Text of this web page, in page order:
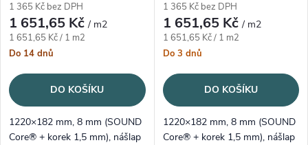
1 365 Kč bez DPH
1 651,65 Kč/ m2
Měrná cena:
1 651,65 Kč / 1 m2
Do 14 dnů
DO KOŠÍKU
1220×182 mm, 8 mm (SOUND
Core® + korek 1,5 mm), nášlap
1 365 Kč bez DPH
1 651,65 Kč/ m2
Měrná cena:
1 651,65 Kč / 1 m2
Do 3 dnů
DO KOŠÍKU
1220×182 mm, 8 mm (SOUND
Core® + korek 1,5 mm), nášlap